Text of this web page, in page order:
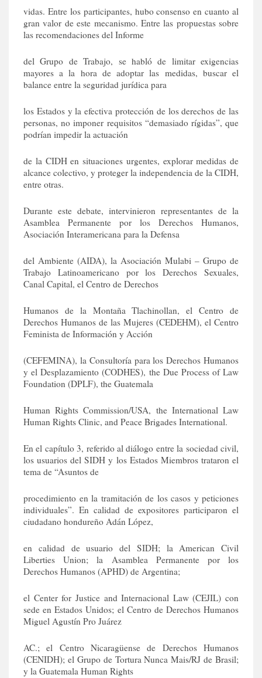
vidas. Entre los participantes, hubo consenso en cuanto al
gran valor de este mecanismo. Entre las propuestas sobre
las recomendaciones del Informe
del Grupo de Trabajo, se habló de limitar exigencias
mayores a la hora de adoptar las medidas, buscar el
balance entre la seguridad jurídica para
los Estados y la efectiva protección de los derechos de las
personas, no imponer requisitos “demasiado rígidas”, que
podrían impedir la actuación
de la CIDH en situaciones urgentes, explorar medidas de
alcance colectivo, y proteger la independencia de la CIDH,
entre otras.
Durante este debate, intervinieron representantes de la
Asamblea Permanente por los Derechos Humanos,
Asociación Interamericana para la Defensa
del Ambiente (AIDA), la Asociación Mulabi – Grupo de
Trabajo Latinoamericano por los Derechos Sexuales,
Canal Capital, el Centro de Derechos
Humanos de la Montaña Tlachinollan, el Centro de
Derechos Humanos de las Mujeres (CEDEHM), el Centro
Feminista de Información y Acción
(CEFEMINA), la Consultoría para los Derechos Humanos
y el Desplazamiento (CODHES), the Due Process of Law
Foundation (DPLF), the Guatemala
Human Rights Commission/USA, the International Law
Human Rights Clinic, and Peace Brigades International.
En el capítulo 3, referido al diálogo entre la sociedad civil,
los usuarios del SIDH y los Estados Miembros trataron el
tema de “Asuntos de
procedimiento en la tramitación de los casos y peticiones
individuales”. En calidad de expositores participaron el
ciudadano hondureño Adán López,
en calidad de usuario del SIDH; la American Civil
Liberties Union; la Asamblea Permanente por los
Derechos Humanos (APHD) de Argentina;
el Center for Justice and Internacional Law (CEJIL) con
sede en Estados Unidos; el Centro de Derechos Humanos
Miguel Agustín Pro Juárez
AC.; el Centro Nicaragüense de Derechos Humanos
(CENIDH); el Grupo de Tortura Nunca Mais/RJ de Brasil;
y la Guatemala Human Rights